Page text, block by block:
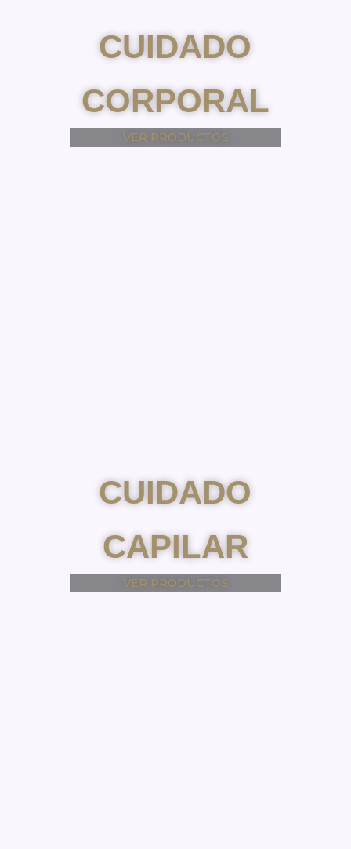
CUIDADO
CORPORAL
VER PRODUCTOS
CUIDADO
CAPILAR
VER PRODUCTOS